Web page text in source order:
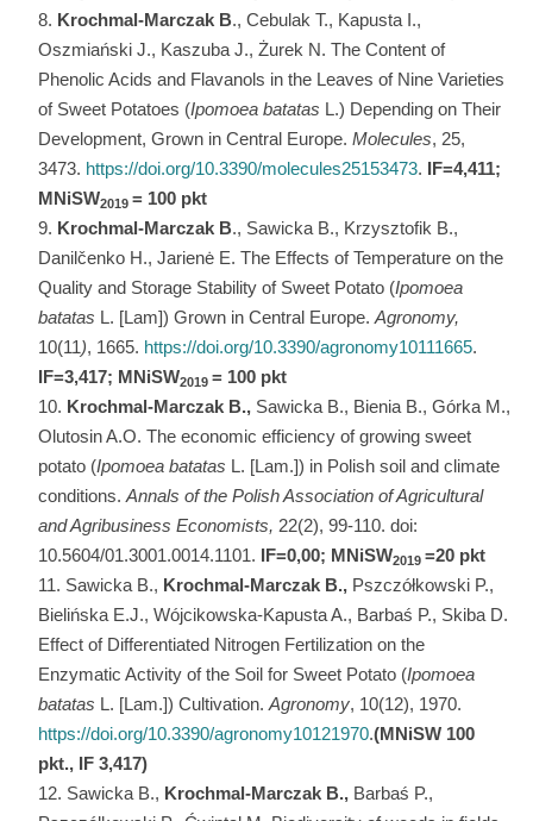
Krochmal-Marczak B., Cebulak T., Kapusta I.,
Oszmiański J., Kaszuba J., Żurek N. The Content of
Phenolic Acids and Flavanols in the Leaves of Nine Varieties
of Sweet Potatoes (Ipomoea batatas L.) Depending on Their
Development, Grown in Central Europe. Molecules, 25,
3473. https://doi.org/10.3390/molecules25153473. IF=4,411;
MNiSW2019 = 100 pkt
Krochmal-Marczak B., Sawicka B., Krzysztofik B.,
Danilčenko H., Jarienė E. The Effects of Temperature on the
Quality and Storage Stability of Sweet Potato (Ipomoea
batatas L. [Lam]) Grown in Central Europe. Agronomy,
10(11), 1665. https://doi.org/10.3390/agronomy10111665.
IF=3,417; MNiSW2019 = 100 pkt
Krochmal-Marczak B., Sawicka B., Bienia B., Górka M.,
Olutosin A.O. The economic efficiency of growing sweet
potato (Ipomoea batatas L. [Lam.]) in Polish soil and climate
conditions. Annals of the Polish Association of Agricultural
and Agribusiness Economists, 22(2), 99-110. doi:
10.5604/01.3001.0014.1101. IF=0,00; MNiSW2019 =20 pkt
Sawicka B., Krochmal-Marczak B.,Pszczółkowski P.,
Bielińska E.J., Wójcikowska-Kapusta A., Barbaś P., Skiba D.
Effect of Differentiated Nitrogen Fertilization on the
Enzymatic Activity of the Soil for Sweet Potato (Ipomoea
batatas L. [Lam.]) Cultivation. Agronomy, 10(12), 1970.
https://doi.org/10.3390/agronomy10121970.(MNiSW 100
pkt., IF 3,417)
Sawicka B., Krochmal-Marczak B.,Barbaś P.,